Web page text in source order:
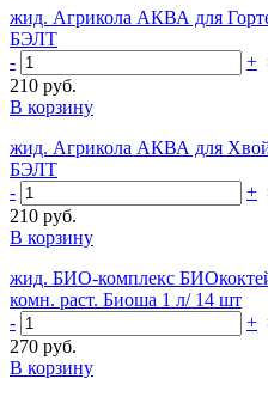
жид. Агрикола АКВА для
БЭЛТ
-
+
210 руб.
В корзину
жид. Агрикола АКВА для
БЭЛТ
-
+
210 руб.
В корзину
жид. БИО-комплекс
комн. раст. Биоша 1 л/ 14 шт
-
+
270 руб.
В корзину